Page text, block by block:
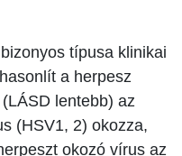
típusa klinikai
a herpesz
lentebb) az
(HSV1, 2) okozza,
okozó vírus az